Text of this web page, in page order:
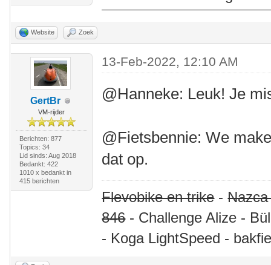
Website Zoek
GertBr
VM-rijder
Berichten: 877
Topics: 34
Lid sinds: Aug 2018
Bedankt: 422
1010 x bedankt in
415 berichten
13-Feb-2022, 12:10 AM
@Hanneke: Leuk! Je
@Fietsbennie: We
dat op.
Flevobike en trike-
846- Challenge Alize -
- Koga LightSpeed -